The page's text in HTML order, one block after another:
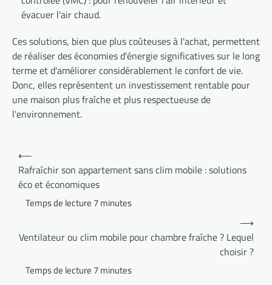
évacuer l'air chaud.
Ces solutions, bien que plus coûteuses à l'achat, permettent
de réaliser des économies d'énergie significatives sur le long
terme et d'améliorer considérablement le confort de vie.
Donc, elles représentent un investissement rentable pour
une maison plus fraîche et plus respectueuse de
l'environnement.
Navigation
de
l’article
⟵
Rafraîchir son appartement sans clim mobile : solutions
éco et économiques
Ventilateur ou clim mobile pour chambre fraîche ? Lequel
choisir ?
⟶